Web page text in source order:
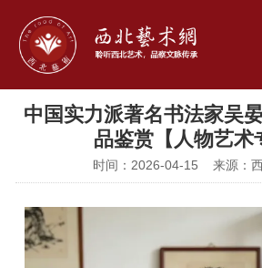
中国实力派著名书法家
品鉴赏【人物艺术
时间：2026-04-15 来源：